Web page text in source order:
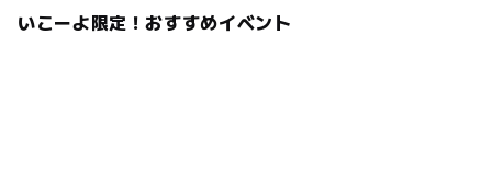
いこーよ限定！おすすめイベント